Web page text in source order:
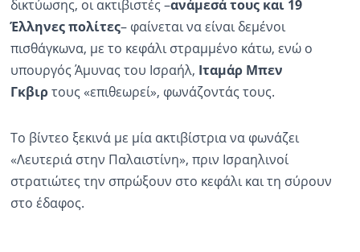
δικτύωσης, οι ακτιβιστές –ανάμεσά τους και 19
Έλληνες πολίτες– φαίνεται να είναι δεμένοι
πισθάγκωνα, με το κεφάλι στραμμένο κάτω, ενώ ο
υπουργός Άμυνας του Ισραήλ, Ιταμάρ Μπεν
Γκβιρτους «επιθεωρεί», φωνάζοντάς τους.
Το βίντεο ξεκινά με μία ακτιβίστρια να φωνάζει
«Λευτεριά στην Παλαιστίνη», πριν Ισραηλινοί
στρατιώτες την σπρώξουν στο κεφάλι και τη σύρουν
στο έδαφος.